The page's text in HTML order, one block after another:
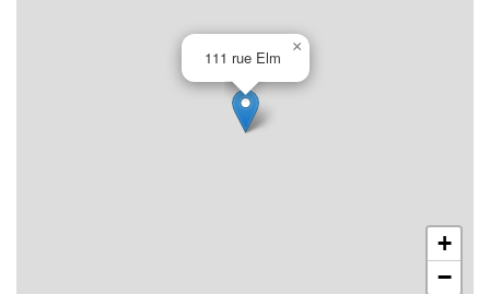
111 rue Elm
×
+
−